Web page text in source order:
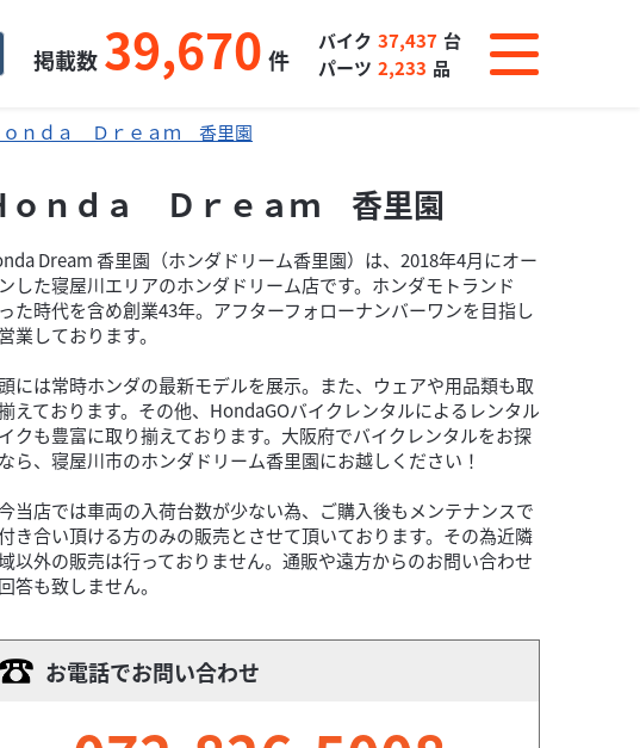
掲載数 39,670 件
バイク 37,437 台
パーツ 2,233 品
ｏｎｄａ Ｄｒｅａｍ 香里園
ｏｎｄａ Ｄｒｅａｍ 香里園
Dream 香里園（ホンダドリーム香里園）は、2018年4月にオー
した寝屋川エリアのホンダドリーム店です。ホンダモトランド
た時代を含め創業43年。アフターフォローナンバーワンを目指し
業しております。
には常時ホンダの最新モデルを展示。また、ウェアや用品類も取
えております。その他、HondaGOバイクレンタルによるレンタル
クも豊富に取り揃えております。大阪府でバイクレンタルをお探
ら、寝屋川市のホンダドリーム香里園にお越しください！
当店では車両の入荷台数が少ない為、ご購入後もメンテナンスで
き合い頂ける方のみの販売とさせて頂いております。その為近隣
以外の販売は行っておりません。通販や遠方からのお問い合わせ
答も致しません。
お電話でお問い合わせ